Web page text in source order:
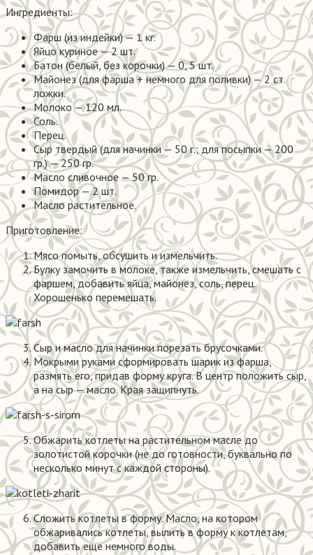
Ингредиенты:
Фарш (из индейки) — 1 кг.
Яйцо куриное — 2 шт.
Батон (белый, без корочки) — 0, 5 шт.
Майонез (для фарша + немного для поливки) — 2 ст.
ложки.
Молоко — 120 мл.
Соль.
Перец.
Сыр твердый (для начинки — 50 г.; для посыпки — 200
гр.) — 250 гр.
Масло сливочное — 50 гр.
Помидор — 2 шт.
Масло растительное.
Приготовление:
Мясо помыть, обсушить и измельчить.
Булку замочить в молоке, также измельчить, смешать с
фаршем, добавить яйца, майонез, соль, перец.
Хорошенько перемешать.
Сыр и масло для начинки порезать брусочками.
Мокрыми руками сформировать шарик из фарша,
размять его, придав форму круга. В центр положить сыр,
а на сыр — масло. Края защипнуть.
Обжарить котлеты на растительном масле до
золотистой корочки (не до готовности, буквально по
несколько минут с каждой стороны).
Сложить котлеты в форму. Масло, на котором
обжаривались котлеты, вылить в форму к котлетам,
добавить еще немного воды.